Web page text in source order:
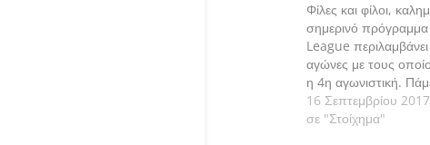
Φίλες και φίλοι,
σημερινό
League περιλαμβάνει
αγώνες με τους
η 4η αγωνιστική.
τις εκτιμήσεις μας
16 Σεπτεμβρίου 2017
σε "Στοίχημα"